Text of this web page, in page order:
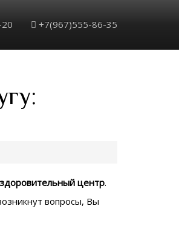
+7(967)555-86-35
центр.
вопросы, Вы